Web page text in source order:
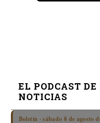
EL PODCAST
NOTICIAS
Boletín · sábado 8 de agosto